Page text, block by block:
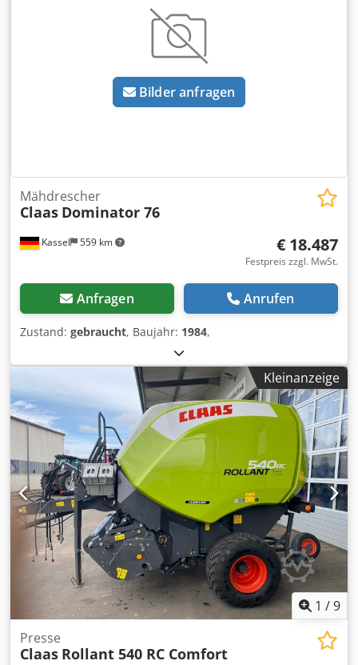
WhatsApp Whatsapp Whatsapp Chodpfx Aowta Dvjgvea
Bilder anfragen
Kassel 559 km
Mähdrescher
Claas Dominator 76
€ 18.487
Festpreis zzgl. MwSt.
Anfragen Anrufen
Zustand: gebraucht, Baujahr: 1984,
Kleinanzeige
1 /9
Presse
Claas Rollant 540 RC Comfort